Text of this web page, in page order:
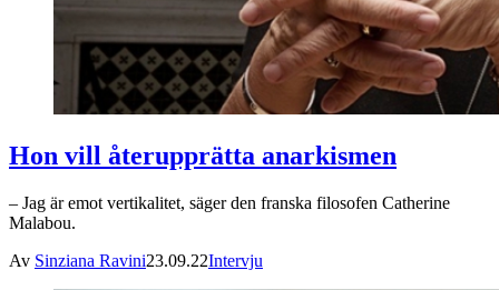
Hon vill återupprätta anarkismen
– Jag är emot vertikalitet, säger den franska filosofen Catherine
Malabou.
Av Sinziana Ravini23.09.22Intervju